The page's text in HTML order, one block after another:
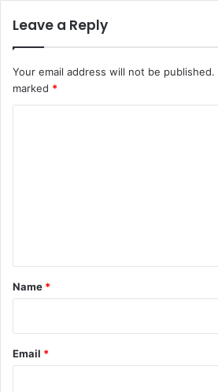
Leave a Reply
Your email address will not be published.
marked *
*
Name *
Email *